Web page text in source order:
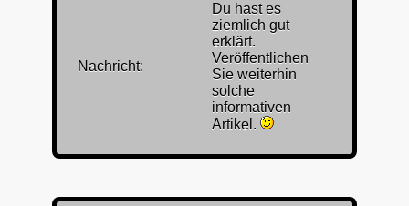
Nachricht:
Du hast es
ziemlich gut
erklärt.
Veröffentlichen
Sie weiterhin
solche
informativen
Artikel.